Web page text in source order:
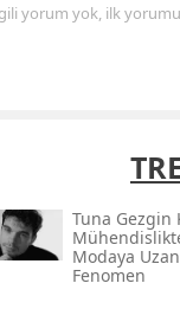
yorum yok, ilk yorumu
Tuna Gezgin
Modaya
Fenomen